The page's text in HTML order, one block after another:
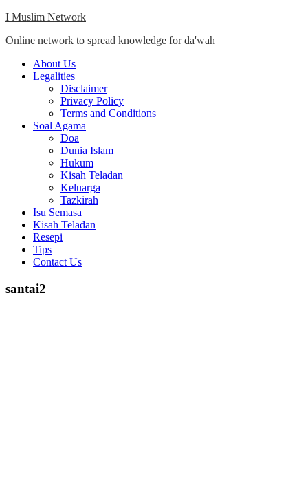
Skip
content
I Muslim Network
Online network to spread knowledge for da'wah
Close
Menu
About Us
Legalities
Disclaimer
Privacy Policy
Terms and Conditions
Soal Agama
Doa
Dunia Islam
Hukum
Kisah Teladan
Keluarga
Tazkirah
Isu Semasa
Kisah Teladan
Resepi
Tips
Contact Us
santai2